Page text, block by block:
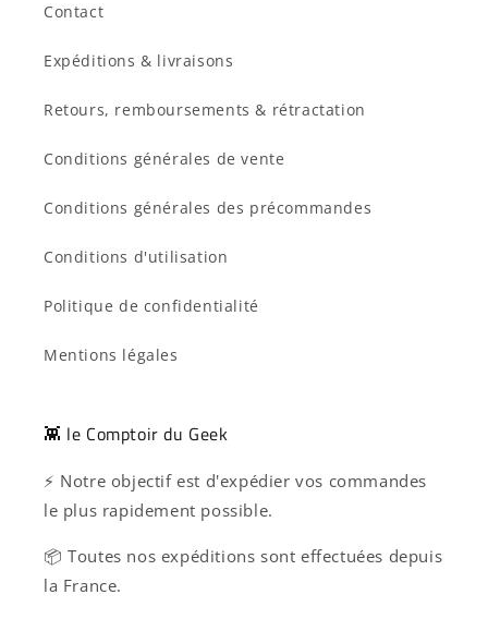
Contact
Expéditions & livraisons
Retours, remboursements & rétractation
Conditions générales de vente
Conditions générales des précommandes
Conditions d'utilisation
Politique de confidentialité
Mentions légales
👾 le Comptoir du Geek
⚡ Notre objectif est d'expédier vos commandes
le plus rapidement possible.
📦 Toutes nos expéditions sont effectuées depuis
la France.